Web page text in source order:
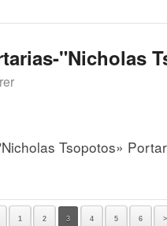
"Nicholas
Tsopotos»
1 2 3 4 5 6 >